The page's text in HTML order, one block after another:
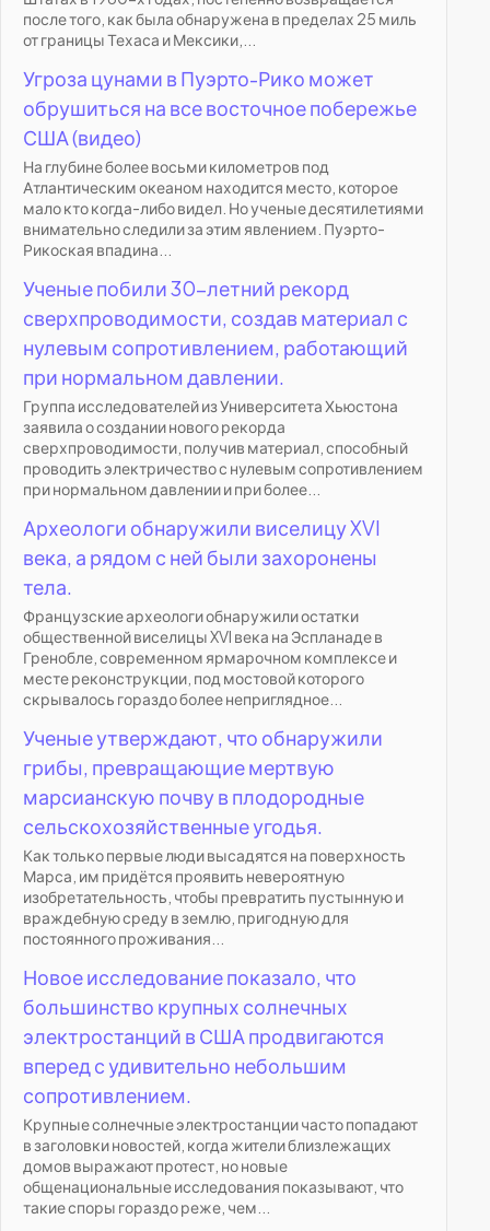
после того, как была обнаружена в пределах 25 миль
от границы Техаса и Мексики,...
Угроза цунами в Пуэрто-Рико может
обрушиться на все восточное побережье
США (видео)
На глубине более восьми километров под
Атлантическим океаном находится место, которое
мало кто когда-либо видел. Но ученые десятилетиями
внимательно следили за этим явлением. Пуэрто-
Рикоская впадина...
Ученые побили 30-летний рекорд
сверхпроводимости, создав материал с
нулевым сопротивлением, работающий
при нормальном давлении.
Группа исследователей из Университета Хьюстона
заявила о создании нового рекорда
сверхпроводимости, получив материал, способный
проводить электричество с нулевым сопротивлением
при нормальном давлении и при более...
Археологи обнаружили виселицу XVI
века, а рядом с ней были захоронены
тела.
Французские археологи обнаружили остатки
общественной виселицы XVI века на Эспланаде в
Гренобле, современном ярмарочном комплексе и
месте реконструкции, под мостовой которого
скрывалось гораздо более неприглядное...
Ученые утверждают, что обнаружили
грибы, превращающие мертвую
марсианскую почву в плодородные
сельскохозяйственные угодья.
Как только первые люди высадятся на поверхность
Марса, им придётся проявить невероятную
изобретательность, чтобы превратить пустынную и
враждебную среду в землю, пригодную для
постоянного проживания...
Новое исследование показало, что
большинство крупных солнечных
электростанций в США продвигаются
вперед с удивительно небольшим
сопротивлением.
Крупные солнечные электростанции часто попадают
в заголовки новостей, когда жители близлежащих
домов выражают протест, но новые
общенациональные исследования показывают, что
такие споры гораздо реже, чем...